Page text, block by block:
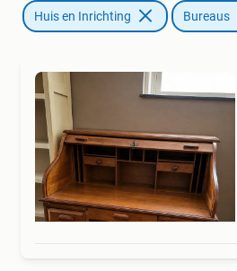
Huis en Inrichting Bureaus